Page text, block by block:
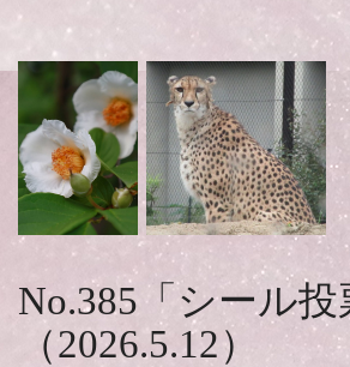
No.385「シール
（2026.5.12）